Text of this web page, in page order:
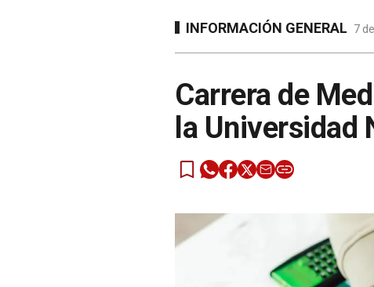
INFORMACIÓN GENERAL 7
Carrera de
la Universidad